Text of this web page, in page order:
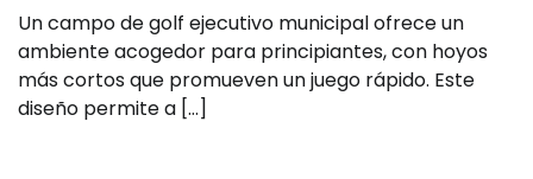
Un campo de golf ejecutivo municipal ofrece un
ambiente acogedor para principiantes, con hoyos
más cortos que promueven un juego rápido. Este
diseño permite a […]